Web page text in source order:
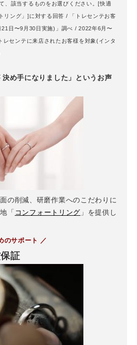
、該当するものをお選びください。[快適
リング」]に対する回答 / 「トレセンテお客
21日〜9月30日実施)」調べ /2022年6月〜
レセンテに来店されたお客様を対象(インタ
決め手になりました」というお声
の削減、研磨作業へのこだわりに
「 コンフォートリング 」を提供し
のサポート ／
証